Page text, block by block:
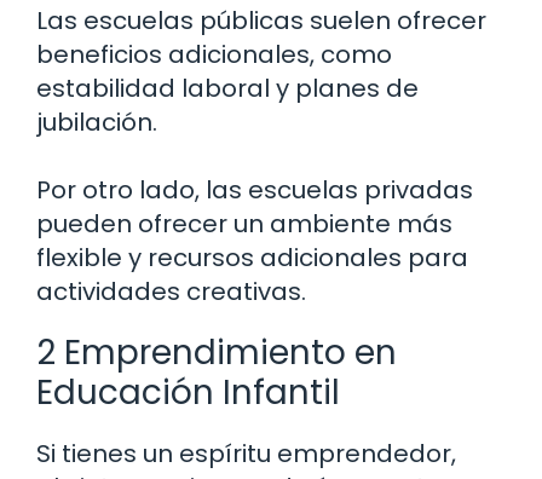
Las escuelas públicas suelen ofrecer
beneficios adicionales, como
estabilidad laboral y planes de
jubilación.
Por otro lado, las escuelas privadas
pueden ofrecer un ambiente más
flexible y recursos adicionales para
actividades creativas.
2 Emprendimiento en
Educación Infantil
Si tienes un espíritu emprendedor,